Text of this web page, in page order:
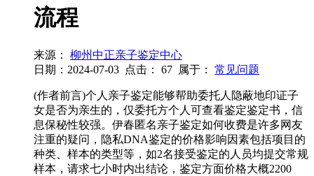
流程
来源：
柳州中正亲子鉴定中心
日期：2024-07-03 点击： 67 属于： 常见问题
(作者前言)个人亲子鉴定能够帮助委托人隐蔽地印证子
女是否为亲生的，仅委托方个人可查看鉴定鉴定书，信
息保秘性较强。伊春匿名亲子鉴定如何收费是许多网友
注重的疑问，隐私DNA鉴定的价格影响因素包括项目的
种类、样本的类型等，如2名接受鉴定的人员均提交常规
样本，请求七小时内出结论，鉴定方面价格大概2200